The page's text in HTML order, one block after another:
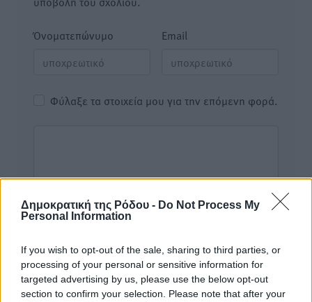
Δημοκρατική της Ρόδου - Do Not Process My
Personal Information
If you wish to opt-out of the sale, sharing to third parties, or
processing of your personal or sensitive information for
targeted advertising by us, please use the below opt-out
section to confirm your selection. Please note that after your
Όνοματεπώνυμο Email
Φύλαξε τα στοιχεία μου για την επόμενη φορά.